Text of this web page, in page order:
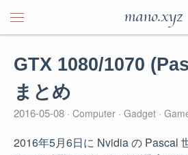
mano.xyz
GTX 1080/1070
まとめ
2016-05-08 Computer Gadget
2016年5月6日に Nvidia の Pascal